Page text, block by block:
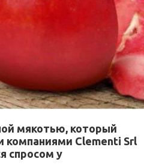
мякотью, который
Clementi Srl
спросом у